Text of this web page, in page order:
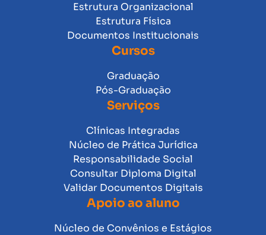
Estrutura Organizacional
Estrutura Física
Documentos Institucionais
Cursos
Graduação
Pós-Graduação
Serviços
Clínicas Integradas
Núcleo de Prática Jurídica
Responsabilidade Social
Consultar Diploma Digital
Validar Documentos Digitais
Apoio ao aluno
Núcleo de Convênios e Estágios